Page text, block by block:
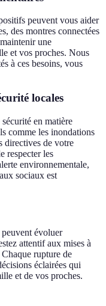
peuvent vous aider
des montres connectées
une
et vos proches. Nous
à ces besoins, vous
locales
en matière
comme les inondations
directives de votre
respecter les
environnementale,
sociaux est
évoluer
attentif aux mises à
rupture de
éclairées qui
et de vos proches.